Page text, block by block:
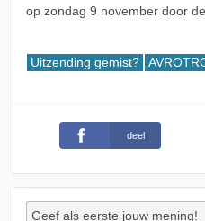
op zondag 9 november door
Uitzending gemist?
deel